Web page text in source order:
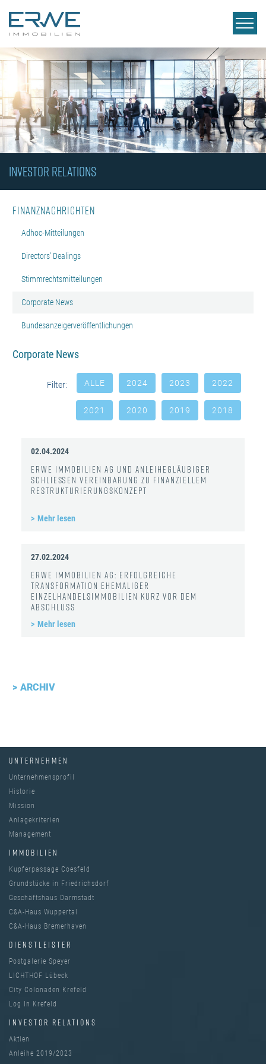
INVESTOR RELATIONS
Finanznachrichten
Adhoc-Mitteilungen
Directors' Dealings
Stimmrechtsmitteilungen
Corporate News
Bundesanzeigerveröffentlichungen
Corporate News
Filter: ALLE 2024 2023 2022
2021 2020 2019 2018
02.04.2024
ERWE Immobilien AG und Anleihegläubiger
schließen Vereinbarung zu finanziellem
Restrukturierungskonzept
Mehr lesen
27.02.2024
ERWE Immobilien AG: Erfolgreiche
Transformation ehemaliger
Einzelhandelsimmobilien kurz vor dem
Abschluss
Mehr lesen
ARCHIV
UNTERNEHMEN
Unternehmensprofil
Historie
Mission
Anlagekriterien
Management
IMMOBILIEN
Kupferpassage Coesfeld
Grundstücke in Friedrichsdorf
Geschäftshaus Darmstadt
C&A-Haus Wuppertal
C&A-Haus Bremerhaven
DIENSTLEISTER
Postgalerie Speyer
LICHTHOF Lübeck
City Colonaden Krefeld
Log In Krefeld
INVESTOR RELATIONS
Aktien
Anleihe 2019/2023